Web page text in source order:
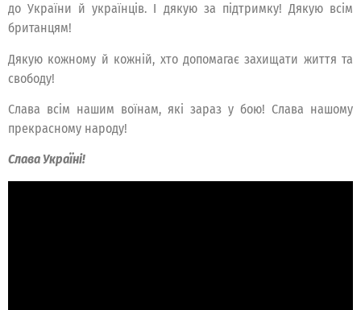
до України й українців. І дякую за підтримку! Дякую всім
британцям!
Дякую кожному й кожній, хто допомагає захищати життя та
свободу!
Слава всім нашим воїнам, які зараз у бою! Слава нашому
прекрасному народу!
Слава Україні!